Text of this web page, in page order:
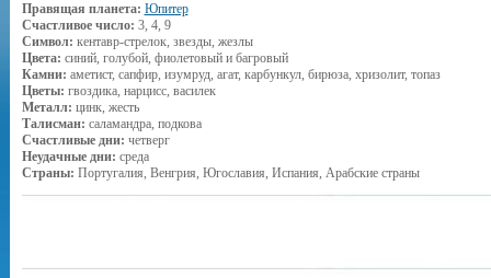
Правящая планета: Юпитер
Счастливое число: 3, 4, 9
Символ: кентавр-стрелок, звезды, жезлы
Цвета: синий, голубой, фиолетовый и багровый
Камни: аметист, сапфир, изумруд, агат, карбункул, бирюза, хризолит, топаз
Цветы: гвоздика, нарцисс, василек
Металл: цинк, жесть
Талисман: саламандра, подкова
Счастливые дни: четверг
Неудачные дни: среда
Страны: Португалия, Венгрия, Югославия, Испания, Арабские страны